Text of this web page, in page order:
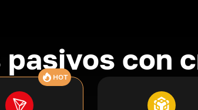
pasivos con
HOT